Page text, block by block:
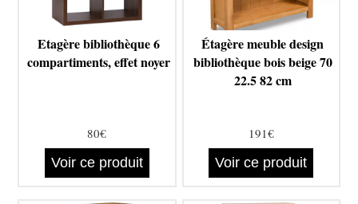
Etagère bibliothèque 6
compartiments, effet noyer
80€
Voir ce produit
Étagère meuble design
bibliothèque bois beige 70
22.5 82 cm
191€
Voir ce produit